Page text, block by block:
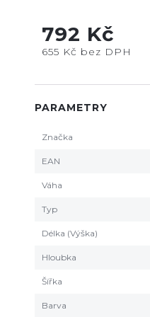
792 Kč
655 Kč bez DPH
PARAMETRY
Značka
EAN
Váha
Typ
Délka (Výška)
Hloubka
Šířka
Barva